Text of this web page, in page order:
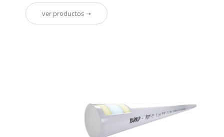
ver productos ➝